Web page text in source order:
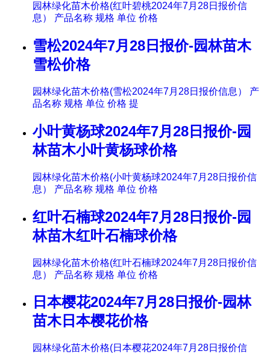
园林绿化苗木价格(红叶碧桃2024年7月28日报价信
息） 产品名称 规格 单位 价格
雪松2024年7月28日报价-园林苗木
雪松价格
园林绿化苗木价格(雪松2024年7月28日报价信息） 产
品名称 规格 单位 价格 提
小叶黄杨球2024年7月28日报价-园
林苗木小叶黄杨球价格
园林绿化苗木价格(小叶黄杨球2024年7月28日报价信
息） 产品名称 规格 单位 价格
红叶石楠球2024年7月28日报价-园
林苗木红叶石楠球价格
园林绿化苗木价格(红叶石楠球2024年7月28日报价信
息） 产品名称 规格 单位 价格
日本樱花2024年7月28日报价-园林
苗木日本樱花价格
园林绿化苗木价格(日本樱花2024年7月28日报价信